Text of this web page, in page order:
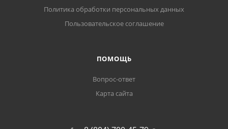
Политика обработки персональных данных
Пользовательское соглашение
ПОМОЩЬ
Вопрос-ответ
Карта сайта